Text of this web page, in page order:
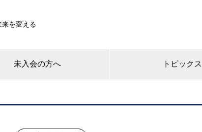
を変える
未入会の方へ トピックス